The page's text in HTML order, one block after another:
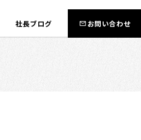
社長ブログ お問い合わせ